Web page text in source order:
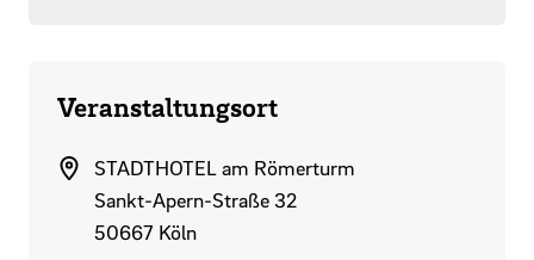
Veranstaltungsort
STADTHOTEL am Römerturm
Sankt-Apern-Straße 32
50667 Köln